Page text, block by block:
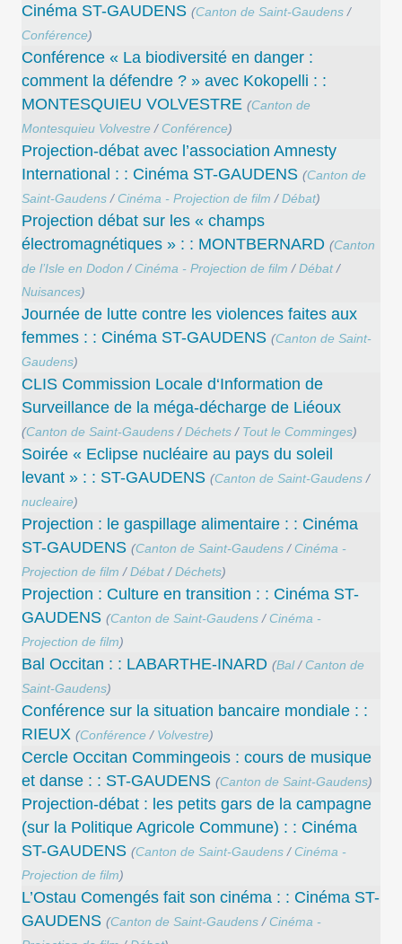
Cinéma ST-GAUDENS (Canton de Saint-Gaudens/
Conférence)
Conférence « La biodiversité en danger :
comment la défendre ? » avec Kokopelli : :
MONTESQUIEU VOLVESTRE (Canton de
Montesquieu Volvestre/ Conférence)
Projection-débat avec l’association Amnesty
International : : Cinéma ST-GAUDENS (Canton de
Saint-Gaudens/ Cinéma - Projection de film /Débat)
Projection débat sur les « champs
électromagnétiques » : : MONTBERNARD (Canton
de l’Isle en Dodon / Cinéma - Projection de film /Débat/
Nuisances)
Journée de lutte contre les violences faites aux
femmes : : Cinéma ST-GAUDENS (Canton de Saint-
Gaudens)
CLIS Commission Locale d‘Information de
Surveillance de la méga-décharge de Liéoux
(Canton de Saint-Gaudens/Déchets/ Tout le Comminges)
Soirée « Eclipse nucléaire au pays du soleil
levant » : : ST-GAUDENS (Canton de Saint-Gaudens/
nucleaire)
Projection : le gaspillage alimentaire : : Cinéma
ST-GAUDENS (Canton de Saint-Gaudens/ Cinéma -
Projection de film /Débat/Déchets)
Projection : Culture en transition : : Cinéma ST-
GAUDENS (Canton de Saint-Gaudens/ Cinéma -
Projection de film)
Bal Occitan : : LABARTHE-INARD (Bal/ Canton de
Saint-Gaudens)
Conférence sur la situation bancaire mondiale : :
RIEUX (Conférence/ Volvestre)
Cercle Occitan Commingeois : cours de musique
et danse : : ST-GAUDENS (Canton de Saint-Gaudens)
Projection-débat : les petits gars de la campagne
(sur la Politique Agricole Commune) : : Cinéma
ST-GAUDENS (Canton de Saint-Gaudens/ Cinéma -
Projection de film)
L’Ostau Comengés fait son cinéma : : Cinéma ST-
GAUDENS (Canton de Saint-Gaudens/ Cinéma -